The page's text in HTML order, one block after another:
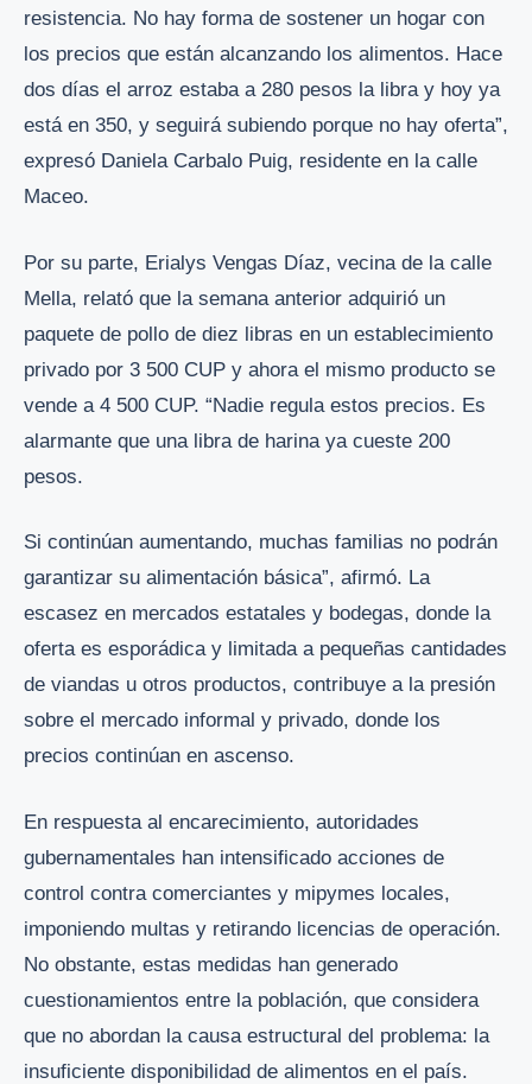
resistencia. No hay forma de sostener un hogar con
los precios que están alcanzando los alimentos. Hace
dos días el arroz estaba a 280 pesos la libra y hoy ya
está en 350, y seguirá subiendo porque no hay oferta”,
expresó Daniela Carbalo Puig, residente en la calle
Maceo.
Por su parte, Erialys Vengas Díaz, vecina de la calle
Mella, relató que la semana anterior adquirió un
paquete de pollo de diez libras en un establecimiento
privado por 3 500 CUP y ahora el mismo producto se
vende a 4 500 CUP. “Nadie regula estos precios. Es
alarmante que una libra de harina ya cueste 200
pesos.
Si continúan aumentando, muchas familias no podrán
garantizar su alimentación básica”, afirmó. La
escasez en mercados estatales y bodegas, donde la
oferta es esporádica y limitada a pequeñas cantidades
de viandas u otros productos, contribuye a la presión
sobre el mercado informal y privado, donde los
precios continúan en ascenso.
En respuesta al encarecimiento, autoridades
gubernamentales han intensificado acciones de
control contra comerciantes y mipymes locales,
imponiendo multas y retirando licencias de operación.
No obstante, estas medidas han generado
cuestionamientos entre la población, que considera
que no abordan la causa estructural del problema: la
insuficiente disponibilidad de alimentos en el país.